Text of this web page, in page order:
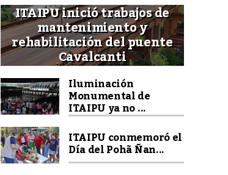
ITAIPU inició trabajos de
mantenimiento y
rehabilitación del puente
Cavalcanti
Iluminación
Monumental de
ITAIPU ya no ...
ITAIPU conmemoró el
Día del Pohã Ñan...